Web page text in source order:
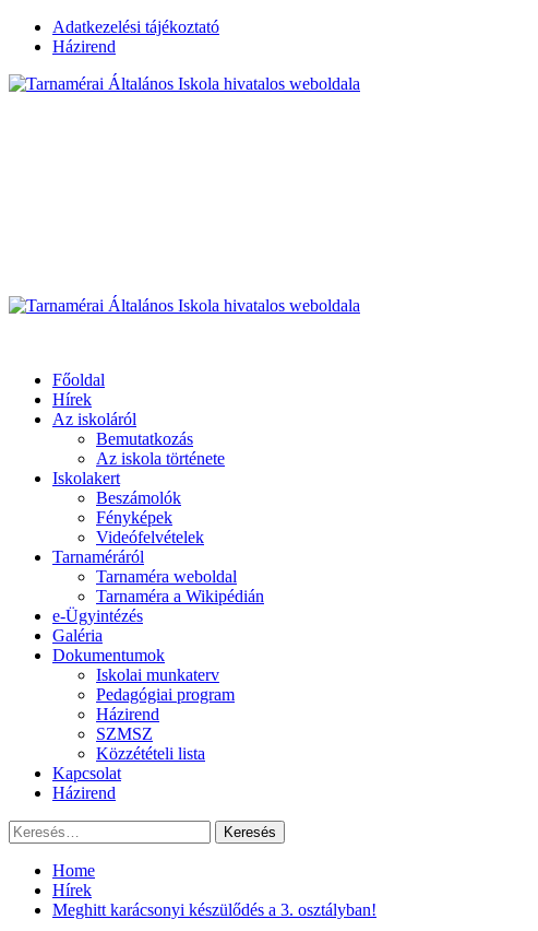
Skip
Adatkezelési tájékoztató
Házirend
Primary
Főoldal
Hírek
Az iskoláról
Bemutatkozás
Az iskola története
Iskolakert
Beszámolók
Fényképek
Videófelvételek
Tarnaméráról
Tarnaméra weboldal
Tarnaméra a Wikipédián
e-Ügyintézés
Galéria
Dokumentumok
Iskolai munkaterv
Pedagógiai program
Házirend
SZMSZ
Közzétételi lista
Kapcsolat
Házirend
Keresés:
Home
Hírek
Meghitt karácsonyi készülődés a 3. osztályban!